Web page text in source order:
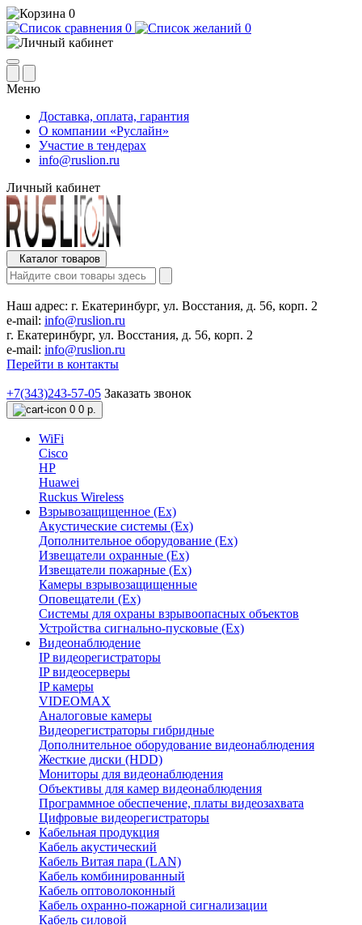
0
0
0
Меню
Доставка, оплата, гарантия
О компании «Руслайн»
Участие в тендерах
info@ruslion.ru
Личный кабинет
Каталог товаров
Наш адрес: г. Екатеринбург, ул. Восстания, д. 56, корп. 2
e-mail: info@ruslion.ru
г. Екатеринбург, ул. Восстания, д. 56, корп. 2
e-mail: info@ruslion.ru
Перейти в контакты
+7(343)243-57-05 Заказать звонок
0 0 р.
WiFi
Cisco
HP
Huawei
Ruckus Wireless
Взрывозащищенное (Ex)
Акустические системы (Ex)
Дополнительное оборудование (Ex)
Извещатели охранные (Ex)
Извещатели пожарные (Ex)
Камеры взрывозащищенные
Оповещатели (Ex)
Системы для охраны взрывоопасных объектов
Устройства сигнально-пусковые (Ex)
Видеонаблюдение
IP видеорегистраторы
IP видеосерверы
IP камеры
VIDEOMAX
Аналоговые камеры
Видеорегистраторы гибридные
Дополнительное оборудование видеонаблюдения
Жесткие диски (HDD)
Мониторы для видеонаблюдения
Объективы для камер видеонаблюдения
Программное обеспечение, платы видеозахвата
Цифровые видеорегистраторы
Кабельная продукция
Кабель акустический
Кабель Витая пара (LAN)
Кабель комбинированный
Кабель оптоволоконный
Кабель охранно-пожарной сигнализации
Кабель силовой